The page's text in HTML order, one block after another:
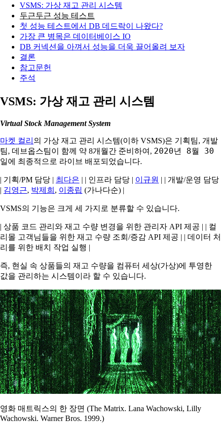
VSMS: 가상 재고 관리 시스템
두근두근 성능 테스트
첫 성능 테스트에서 DB 데드락이 나왔다?
가장 큰 병목은 데이터베이스 IO
DB 커넥션을 아껴서 성능을 더욱 끌어올려 보자
결론
참고문헌
주석
VSMS: 가상 재고 관리 시스템
Virtual Stock Management System
마켓 컬리 의 가상 재고 관리 시스템(이하 VSMS)은 기획팀, 개발
팀, 데브옵스팀이 함께 약 8개월간 준비하여, 2020년 8월 30
일에 최종적으로 라이브 배포되었습니다.
| 기획/PM 담당 | 최다은 | | 인프라 담당 | 이규원 | | 개발/운영 담당
| 김영근, 박제희 , 이종립 (가나다순) |
VSMS의 기능은 크게 세 가지로 분류할 수 있습니다.
| 상품 코드 관리와 재고 수량 변경을 위한 관리자 API 제공 | | 컬
리몰 고객님들을 위한 재고 수량 조회/증감 API 제공 | | 데이터 처
리를 위한 배치 작업 실행 |
즉, 현실 속 상품들의 재고 수량을 컴퓨터 세상(가상)에 투영한
값을 관리하는 시스템이라 할 수 있습니다.
영화 매트릭스의 한 장면 (The Matrix. Lana Wachowski, Lilly
Wachowski. Warner Bros. 1999.)